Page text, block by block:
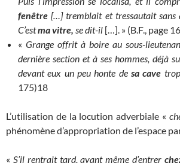
fenêtre[…] tremblait et tressautait sans
C’estma vitre, se dit-il […]. » (B.F., page
« Grange offrit à boire au sous-
dernière section et à ses hommes, déjà
devant eux un peu honte de sa cave
175)18
L’utilisation de la locution adverbiale «
phénomène d’appropriation de l’espace
« S’il rentrait tard, avant même d’entrer